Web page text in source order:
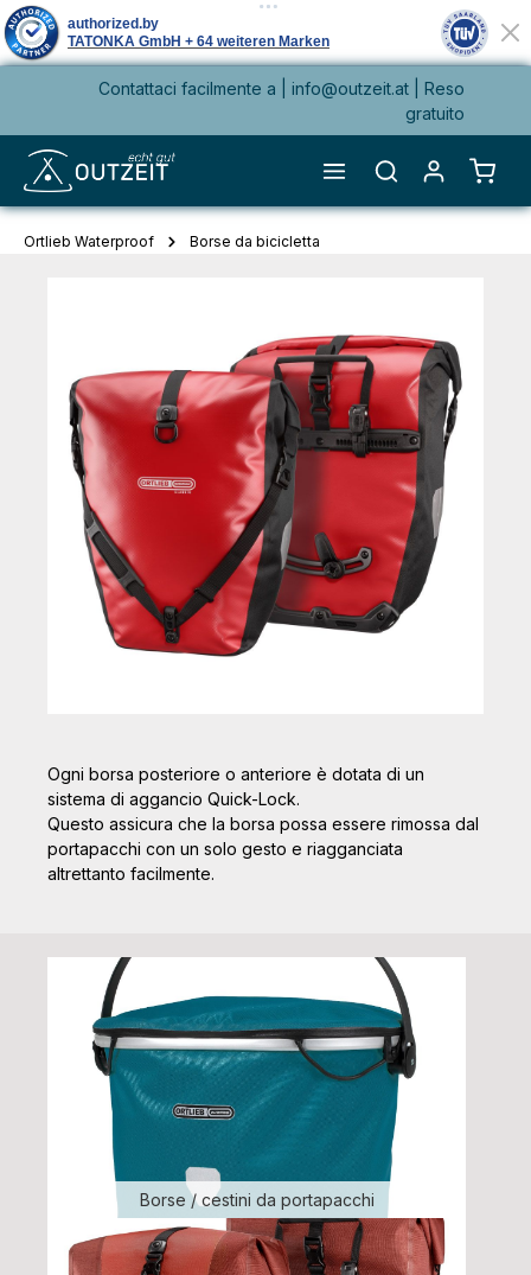
principaleContattaci facilmente a | info@outzeit.at
| Reso
gratuito
Il
Ortlieb Waterproof Borse da bicicletta
Ogni borsa posteriore o anteriore è dotata di un
sistema di aggancio Quick-Lock.
Questo assicura che la borsa possa essere rimossa dal
portapacchi con un solo gesto e riagganciata
altrettanto facilmente.
Borse / cestini da portapacchi